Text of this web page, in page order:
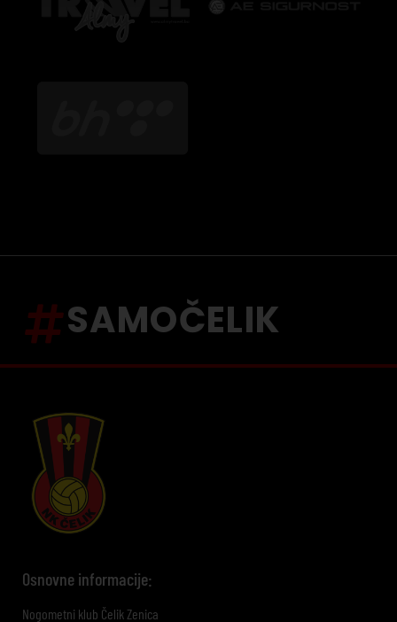
SAMOČELIK
Osnovne informacije:
Nogometni klub Čelik Zenica